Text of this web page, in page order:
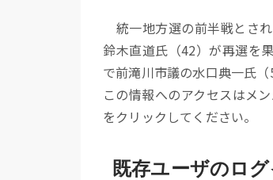
統一地方選の前半戦とさ
鈴木直道氏（42）が再選を
で前滝川市議の水口典一氏
この情報へのアクセスはメ
をクリックしてください。
既存ユーザのロ